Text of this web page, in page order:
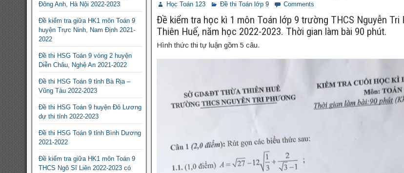
Học Toán 123 Đề thi Toán lớp 9 Comments
Đề kiểm tra học kì 1 môn Toán lớp 9 trường THCS Nguyễn
Thiên Huế, năm học 2022-2023. Thời gian làm bài 90 phút.
Hình thức thi tự luận gồm 5 câu.
Đông Anh, Hà Nội 2022-2023
Đề kiểm tra giữa HK1 môn Toán 9
huyện Trực Ninh, Nam Định 2021-
2022
Đề thi HSG Toán 9 vòng 2 huyện
Diễn Châu, Nghệ An 2021-2022
Đề thi HSG Toán 9 tỉnh Bà Rịa –
Vũng Tàu 2022-2023
Đề thi HSG Toán 9 huyện Đô Lương
dự thi tỉnh 2022-2023
Đề thi HSG Toán 9 tỉnh Bình Dương
2021-2022
Đề kiểm tra giữa HK1 môn Toán 9
THCS Ngô Sĩ Liên 2022-2023 có